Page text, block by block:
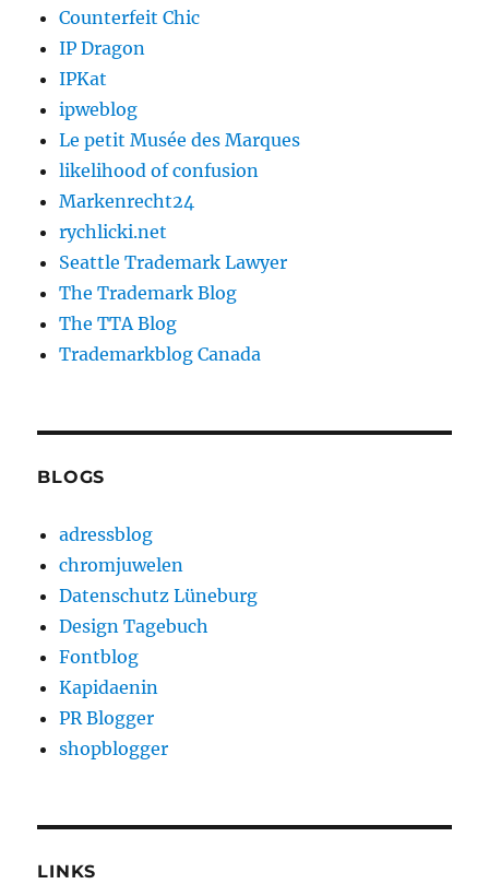
Counterfeit Chic
IP Dragon
IPKat
ipweblog
Le petit Musée des Marques
likelihood of confusion
Markenrecht24
rychlicki.net
Seattle Trademark Lawyer
The Trademark Blog
The TTA Blog
Trademarkblog Canada
BLOGS
adressblog
chromjuwelen
Datenschutz Lüneburg
Design Tagebuch
Fontblog
Kapidaenin
PR Blogger
shopblogger
LINKS